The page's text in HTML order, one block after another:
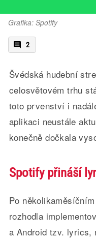
Grafika: Spotify
2
Švédská hudební
celosvětovém trhu
toto prvenství i
aplikaci neustále
konečně dočkala
Spotify přináší
Po
rozhodla
a Android tzv. lyrics,